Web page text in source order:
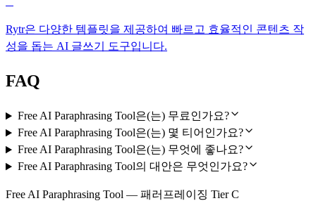
Rytr은 다양한 템플릿을 제공하여 빠르고 효율적인 콘텐츠 작
성을 돕는 AI 글쓰기 도구입니다.
FAQ
Free AI Paraphrasing Tool은(는) 무료인가요?
Free AI Paraphrasing Tool은(는) 몇 티어인가요?
Free AI Paraphrasing Tool은(는) 무엇에 좋나요?
Free AI Paraphrasing Tool의 대안은 무엇인가요?
Free AI Paraphrasing Tool — 패러프레이징 Tier C